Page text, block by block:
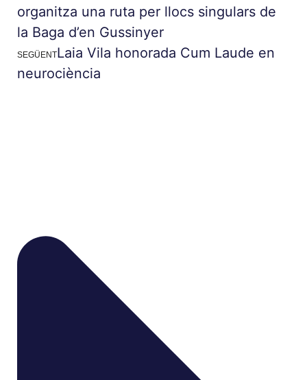
organitza una ruta per llocs singulars de
la Baga d’en Gussinyer
SEGÜENTLaia Vila honorada Cum Laude en
neurociència